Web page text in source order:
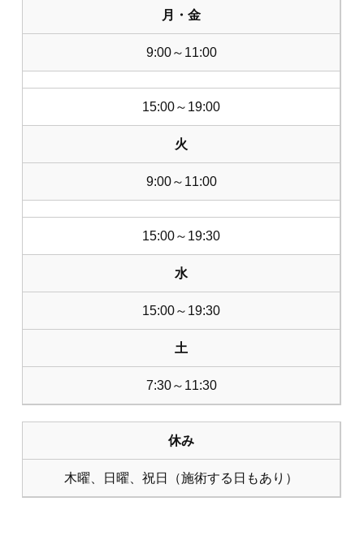
月・金
9:00～11:00
15:00～19:00
火
9:00～11:00
15:00～19:30
水
15:00～19:30
土
7:30～11:30
休み
木曜、日曜、祝日（施術する日もあり）